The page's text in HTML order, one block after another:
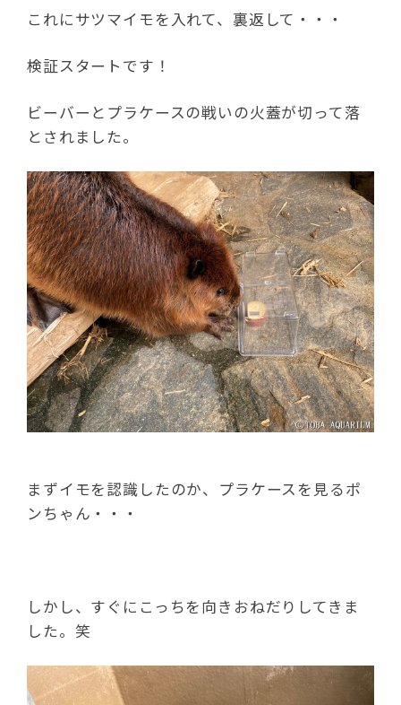
これにサツマイモを入れて、裏返して・・・
検証スタートです！
ビーバーとプラケースの戦いの火蓋が切って落
とされました。
まずイモを認識したのか、プラケースを見るポ
ンちゃん・・・
しかし、すぐにこっちを向きおねだりしてきま
した。笑